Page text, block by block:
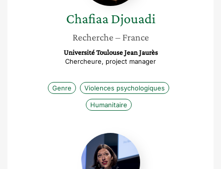
Chafiaa Djouadi
Recherche – France
Université Toulouse Jean Jaurès
Chercheure, project manager
Genre Violences psychologiques
Humanitaire
Emilie
Poisson